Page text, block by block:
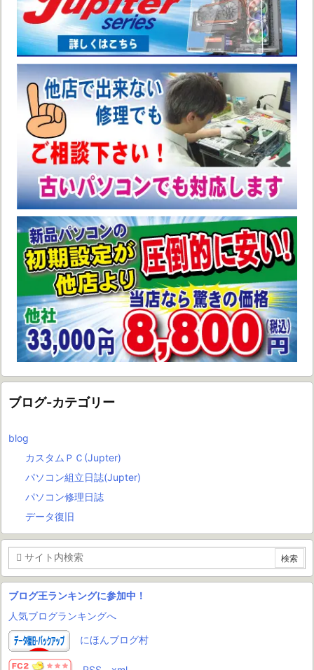
ブログ-カテゴリー
blog
カスタムＰＣ(Jupter)
パソコン組立日誌(Jupter)
パソコン修理日誌
データ復旧
ブログ王ランキングに参加中！
人気ブログランキングへ
にほんブログ村